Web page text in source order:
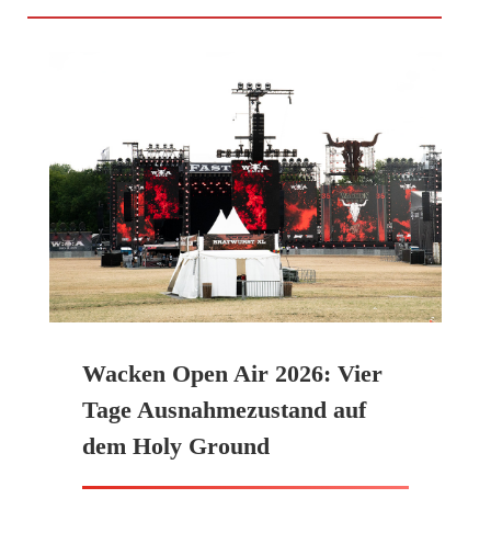
Wacken Open Air 2026: Vier
Tage Ausnahmezustand auf
dem Holy Ground